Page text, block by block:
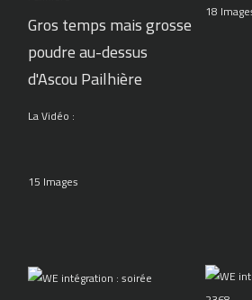
Gros temps mais grosse
poudre au-dessus
d'Ascou Pailhière
La Vidéo :
15 Images
18